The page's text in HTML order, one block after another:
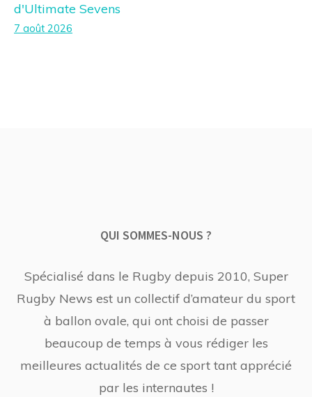
d'Ultimate Sevens
7 août 2026
QUI SOMMES-NOUS ?
Spécialisé dans le Rugby depuis 2010, Super
Rugby News est un collectif d’amateur du sport
à ballon ovale, qui ont choisi de passer
beaucoup de temps à vous rédiger les
meilleures actualités de ce sport tant apprécié
par les internautes !